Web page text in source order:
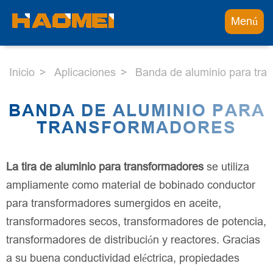
Menú
Inicio Aplicaciones Banda de aluminio para
BANDA DE ALUMINIO PARA
TRANSFORMADORES
La tira de aluminio para transformadores se utiliza
ampliamente como material de bobinado conductor
para transformadores sumergidos en aceite,
transformadores secos, transformadores de potencia,
transformadores de distribución y reactores. Gracias
a su buena conductividad eléctrica, propiedades